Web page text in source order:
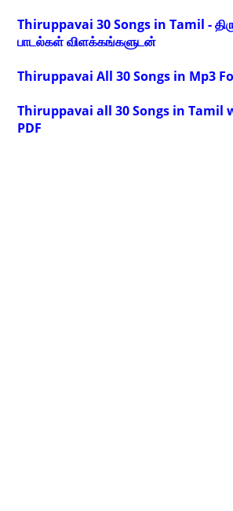
Thiruppavai 30 Songs in Tamil -
பாடல்கள் விளக்கங்களுடன்
Thiruppavai All 30 Songs in Mp3
Thiruppavai all 30 Songs in Tamil
PDF